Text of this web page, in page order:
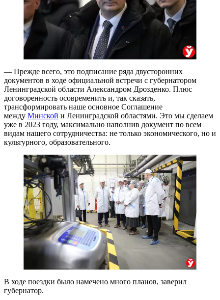
— Прежде всего, это подписание ряда двусторонних
документов в ходе официальной встречи с губернатором
Ленинградской области Александром Дрозденко. Плюс
договоренность осовременить и, так сказать,
трансформировать наше основное Соглашение
между Минской и Ленинградской областями. Это мы сделаем
уже в 2023 году, максимально наполнив документ по всем
видам нашего сотрудничества: не только экономического, но и
культурного, образовательного.
В ходе поездки было намечено много планов, заверил
губернатор.